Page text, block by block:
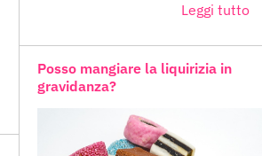
Leggi tutto
Posso mangiare la liquirizia in
gravidanza?